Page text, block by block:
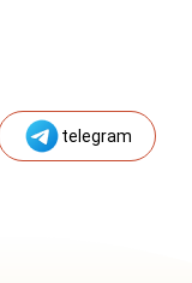
telegram